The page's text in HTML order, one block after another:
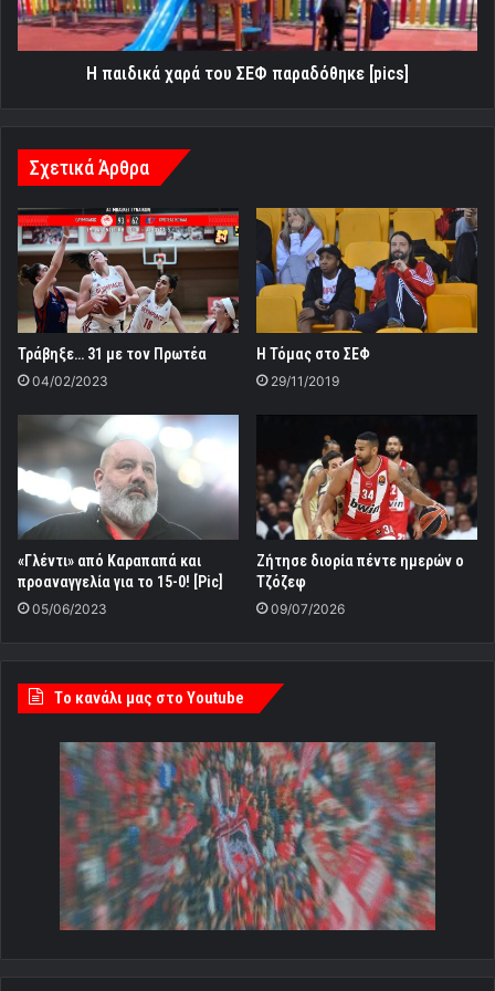
Η παιδικά χαρά του ΣΕΦ παραδόθηκε [pics]
Σχετικά Άρθρα
Τράβηξε… 31 με τον Πρωτέα
04/02/2023
Η Τόμας στο ΣΕΦ
29/11/2019
«Γλέντι» από Καραπαπά και
προαναγγελία για το 15-0! [Pic]
05/06/2023
Ζήτησε διορία πέντε ημερών ο
Τζόζεφ
09/07/2026
Tο κανάλι μας στο Youtube